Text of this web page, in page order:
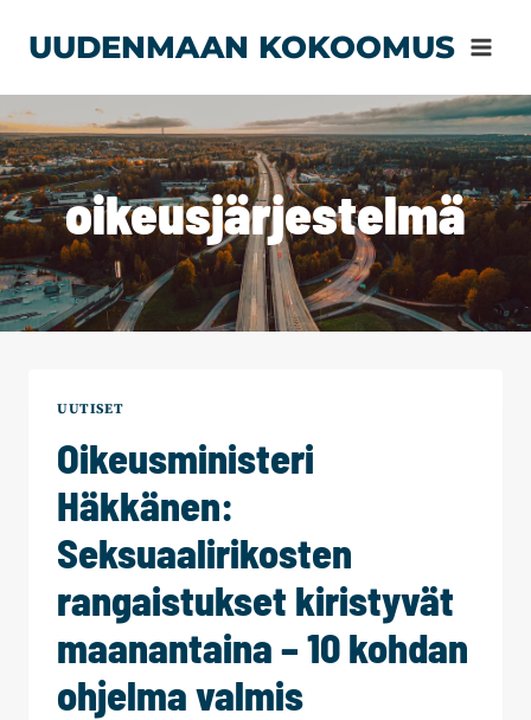
sisältöön
UUDENMAAN KOKOOMUS
oikeusjärjestelmä
UUTISET
Oikeusministeri
Häkkänen:
Seksuaalirikosten
rangaistukset kiristyvät
maanantaina – 10 kohdan
ohjelma valmis